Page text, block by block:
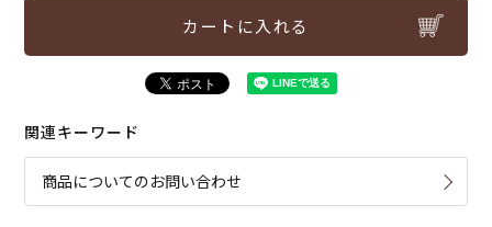
カートに入れる
関連キーワード
商品についてのお問い合わせ